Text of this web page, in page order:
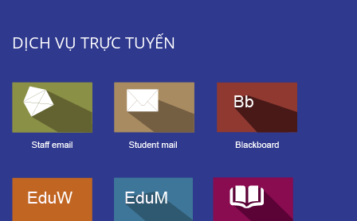
DỊCH VỤ TRỰC TUYẾN